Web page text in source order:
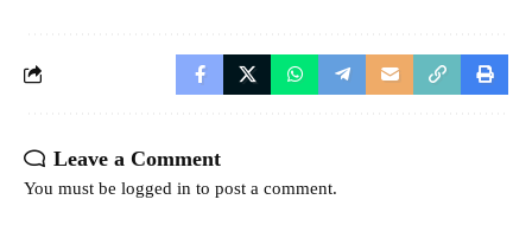
Leave a Comment
You must be logged in to post a comment.